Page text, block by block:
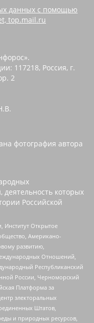
данных с помощью
top.mail.ru
117218, Россия, г.
2
фотография автора
которых
Российской
Институт Открытое
Американо-
развитию,
Отношений,
Республиканский
России, Черноморский
Платформа за
электоральных
Штатов,
и природных ресурсов,